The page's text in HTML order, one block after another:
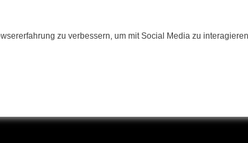
zu verbessern, um mit Social Media zu